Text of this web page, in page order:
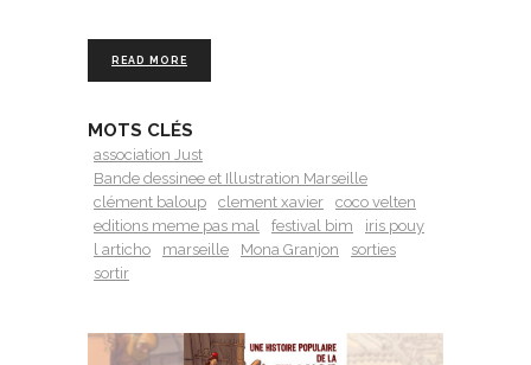
READ MORE
MOTS CLÉS
association Just
Bande dessinee et Illustration Marseille
clément baloup
clement xavier
coco velten
editions meme pas mal
festival bim
iris pouy
l articho
marseille Mona Granjon
sorties
sortir